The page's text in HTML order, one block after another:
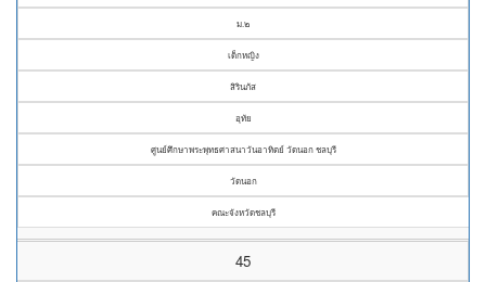
ม.๒
เด็กหญิง
สิรินภัส
อุทัย
ศูนย์ศึกษาพระพุทธศาสนาวันอาทิตย์ วัดนอก ชลบุรี
วัดนอก
คณะจังหวัดชลบุรี
45